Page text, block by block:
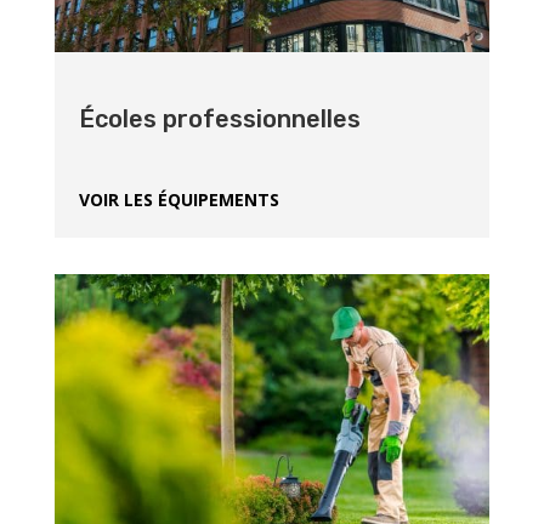
Écoles professionnelles
VOIR LES ÉQUIPEMENTS